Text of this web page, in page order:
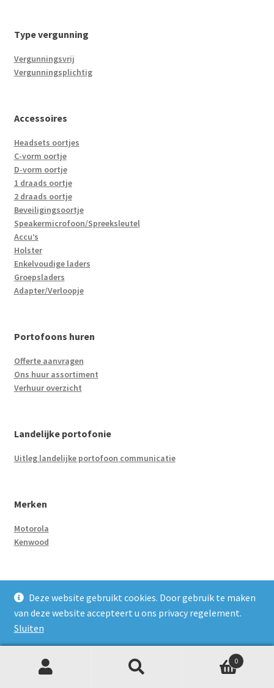
Type vergunning
Vergunningsvrij
Vergunningsplichtig
Accessoires
Headsets oortjes
C-vorm oortje
D-vorm oortje
1 draads oortje
2 draads oortje
Beveiligingsoortje
Speakermicrofoon/Spreeksleutel
Accu’s
Holster
Enkelvoudige laders
Groepsladers
Adapter/Verloopje
Portofoons huren
Offerte aanvragen
Ons huur assortiment
Verhuur overzicht
Landelijke portofonie
Uitleg landelijke portofoon communicatie
Merken
Motorola
Kenwood
Vergunningsvrij
Vergunningsplichtig
Accessoires
0
Deze website gebruikt cookies. Door gebruik te maken
van deze website accepteert u ons privacy regelement.
Sluiten